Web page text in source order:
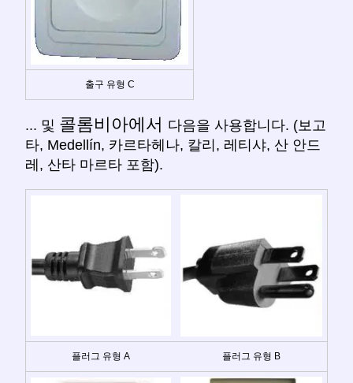
출구 유형 C
... 및 콜롬비아에서 다음을 사용합니다. (보고
타, Medellín, 카르타헤나, 칼리, 레티샤, 산 안드
레, 산타 마르타 포함).
플러그 유형 A 플러그 유형 B